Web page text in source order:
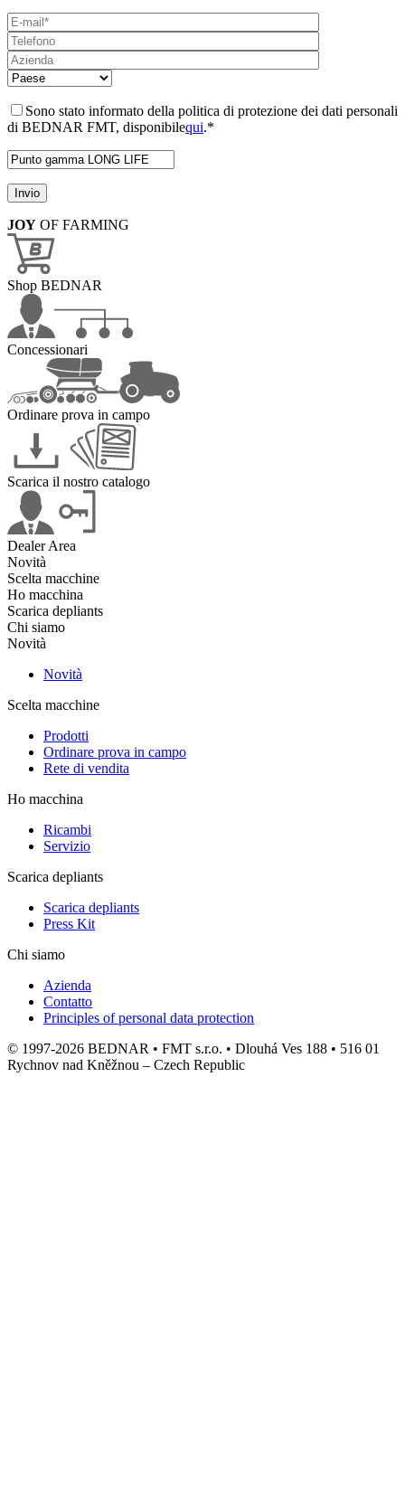
Sono stato informato della politica di protezione dei dati personali
di BEDNAR FMT, disponibilequi.*
JOY OF FARMING
Shop BEDNAR
Concessionari
Ordinare prova in campo
Scarica il nostro catalogo
Dealer Area
Novità
Scelta macchine
Ho macchina
Scarica depliants
Chi siamo
Novità
Novità
Scelta macchine
Prodotti
Ordinare prova in campo
Rete di vendita
Ho macchina
Ricambi
Servizio
Scarica depliants
Scarica depliants
Press Kit
Chi siamo
Azienda
Contatto
Principles of personal data protection
© 1997-2026 BEDNAR • FMT s.r.o. • Dlouhá Ves 188 • 516 01
Rychnov nad Kněžnou – Czech Republic